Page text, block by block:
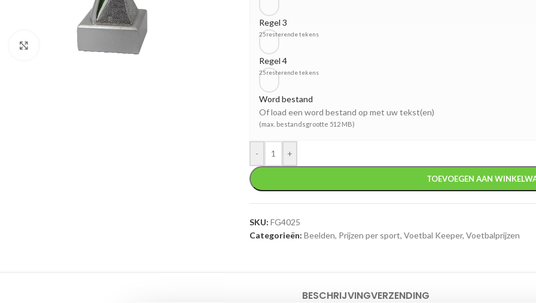
Klik om te vergroten
Regel 3
25resterende tekens
Regel 4
25resterende tekens
Word bestand
Of load een word bestand op met uw tekst(en)
(max. bestandsgrootte 512 MB)
- +
TOEVOEGEN AAN
SKU:FG4025
Categorieën: Beelden, Prijzen per sport, Voetbal Keeper, Voetbalprijzen
BESCHRIJVINGVERZENDING